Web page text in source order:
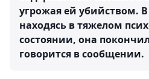
угрожая ей убийством. В
находясь в тяжелом
состоянии, она
говорится в сообщении.